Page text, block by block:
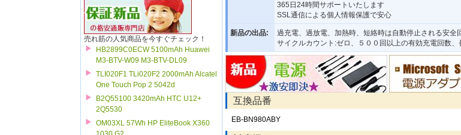
売れ筋の人気商品を今すぐチェック！
HB2899C0ECW 5100mAh Huawei
M3-BTV-W09 M3-BTV-DL09
TLI020F1 TLi020F2 2000mAh Alcatel
One Touch Pop 2 5042d
B2Q55100 3420mAh HTC U12+
2Q5530
OM03XL 57Wh HP EliteBook X360
365日24時間サポートいたします
SSL通信による個人情報保護で安心
新品の出品:
過充電、過放電、加熱時、短絡時は自動停止される安全
サイクルカウント:ゼロ、５００回以上の有効充電回数、
互換品番
EB-BN980ABY